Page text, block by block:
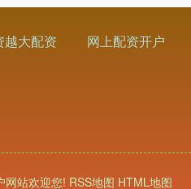
越大配资 网上配资开户
网站欢迎您! RSS地图 HTML地图